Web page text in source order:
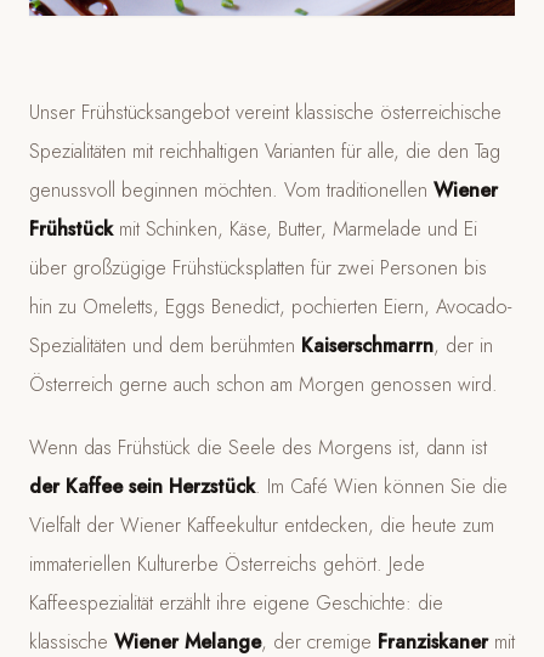
Unser Frühstücksangebot vereint klassische österreichische
Spezialitäten mit reichhaltigen Varianten für alle, die den Tag
genussvoll beginnen möchten. Vom traditionellen Wiener
Frühstückmit Schinken, Käse, Butter, Marmelade und Ei
über großzügige Frühstücksplatten für zwei Personen bis
hin zu Omeletts, Eggs Benedict, pochierten Eiern, Avocado-
Spezialitäten und dem berühmten Kaiserschmarrn, der in
Österreich gerne auch schon am Morgen genossen wird.
Wenn das Frühstück die Seele des Morgens ist, dann ist
der Kaffee sein Herzstück. Im Café Wien können Sie die
Vielfalt der Wiener Kaffeekultur entdecken, die heute zum
immateriellen Kulturerbe Österreichs gehört. Jede
Kaffeespezialität erzählt ihre eigene Geschichte: die
klassische Wiener Melange, der cremige Franziskanermit